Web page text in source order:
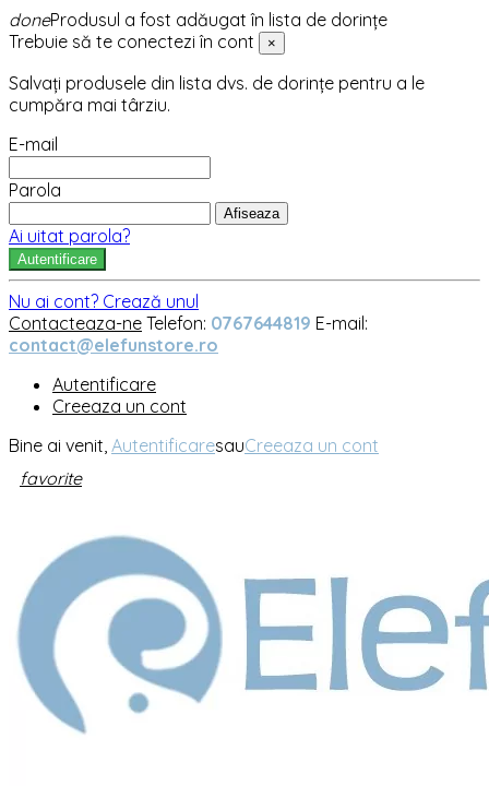
doneProdusul a fost adăugat în lista de dorințe
Trebuie să te conectezi în cont
×
Salvați produsele din lista dvs. de dorințe pentru a le
cumpăra mai târziu.
E-mail
Parola
Afiseaza
Ai uitat parola?
Autentificare
Nu ai cont? Crează unul
Contacteaza-ne Telefon: 0767644819 E-mail:
contact@elefunstore.ro
Autentificare
Creeaza un cont
Bine ai venit, AutentificaresauCreeaza un cont
favorite